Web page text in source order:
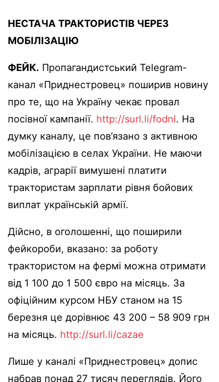
НЕСТАЧА ТРАКТОРИСТІВ ЧЕРЕЗ
МОБІЛІЗАЦІЮ
ФЕЙК. Пропагандистський Telegram-
канал «Приднестровец» поширив новину
про те, що на Україну чекає провал
посівної кампанії. http://surl.li/fodnl. На
думку каналу, це пов’язано з активною
мобілізацією в селах України. Не маючи
кадрів, аграрії вимушені платити
трактористам зарплати рівня бойових
виплат українській армії.
Дійсно, в оголошенні, що поширили
фейкороби, вказано: за роботу
трактористом на фермі можна отримати
від 1 100 до 1 500 євро на місяць. За
офіційним курсом НБУ станом на 15
березня це дорівнює 43 200 – 58 909 грн
на місяць. http://surl.li/cazae
Лише у каналі «Приднестровец» допис
набрав понад 27 тисяч переглядів. Його